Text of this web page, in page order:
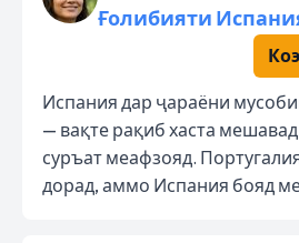
Ғолибияти
Испания дар ҷараёни
— вақте рақиб хаста
суръат меафзояд.
дорад, аммо Испания бояд